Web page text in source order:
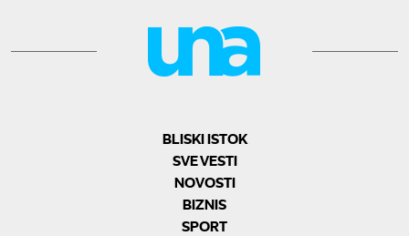
BLISKI ISTOK
SVE VESTI
NOVOSTI
BIZNIS
SPORT